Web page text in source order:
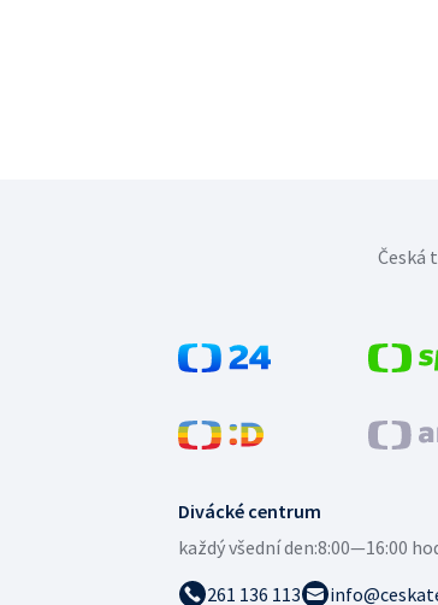
Divácké centrum
každý všední den:8:00—16:00
261 136 113
Česká